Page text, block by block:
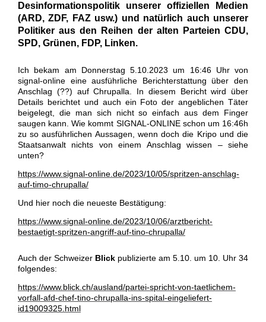
Desinformationspolitik unserer offiziellen Medien
(ARD, ZDF, FAZ usw.) und natürlich auch unserer
Politiker aus den Reihen der alten Parteien CDU,
SPD, Grünen, FDP, Linken.
Ich bekam am Donnerstag 5.10.2023 um 16:46 Uhr von
signal-online eine ausführliche Berichterstattung über den
Anschlag (??) auf Chrupalla. In diesem Bericht wird über
Details berichtet und auch ein Foto der angeblichen Täter
beigelegt, die man sich nicht so einfach aus dem Finger
saugen kann. Wie kommt SIGNAL-ONLINE schon um 16:46h
zu so ausführlichen Aussagen, wenn doch die Kripo und die
Staatsanwalt nichts von einem Anschlag wissen – siehe
unten?
https://www.signal-online.de/2023/10/05/spritzen-anschlag-
auf-timo-chrupalla/
Und hier noch die neueste Bestätigung:
https://www.signal-online.de/2023/10/06/arztbericht-
bestaetigt-spritzen-angriff-auf-tino-chrupalla/
Auch der Schweizer Blick publizierte am 5.10. um 10. Uhr 34
folgendes:
https://www.blick.ch/ausland/partei-spricht-von-taetlichem-
vorfall-afd-chef-tino-chrupalla-ins-spital-eingeliefert-
id19009325.html